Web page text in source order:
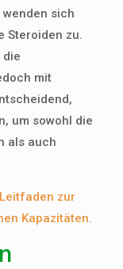
sich
Steroiden zu.
die
mit
um sowohl die
als auch
zur
Kapazitäten.